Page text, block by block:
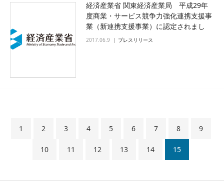
経済産業省 関東経済産業局 平成29年
度商業・サービス競争力強化連携支援事
業（新連携支援事業）に認定されまし
た。
2017.06.9 プレスリリース
1 2 3 4 5 6 7 8 9
10 11 12 13 14 15